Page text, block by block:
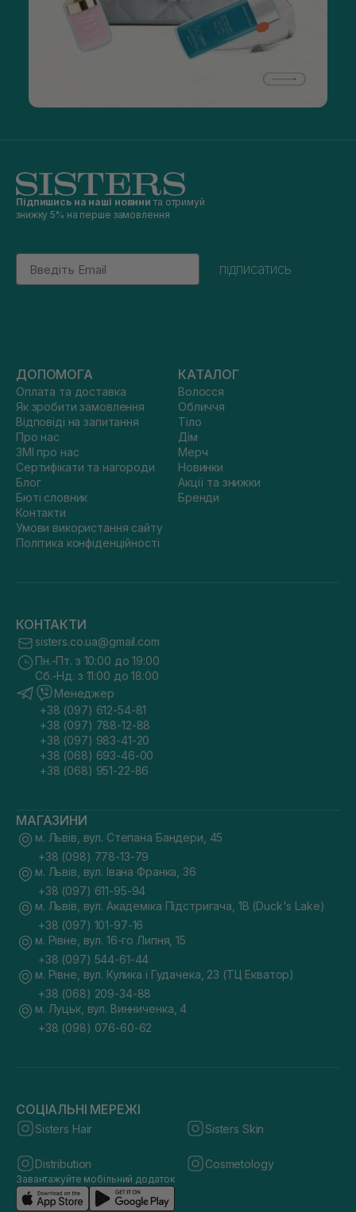
Підпишись на наші новини та отримуй
знижку 5% на перше замовлення
Email
підписатись
ДОПОМОГА
Оплата та доставка
Як зробити замовлення
Відповіді на запитання
Про нас
ЗМІ про нас
Сертифікати та нагороди
Блог
Бюті словник
Контакти
Умови використання сайту
Політика конфіденційності
КАТАЛОГ
Волосся
Обличчя
Тіло
Дім
Мерч
Новинки
Акції та знижки
Бренди
КОНТАКТИ
sisters.co.ua@gmail.com
Пн.-Пт. з 10:00 до 19:00
Сб.-Нд. з 11:00 до 18:00
Менеджер
+38 (097) 612-54-81
+38 (097) 788-12-88
+38 (097) 983-41-20
+38 (068) 693-46-00
+38 (068) 951-22-86
МАГАЗИНИ
м. Львів, вул. Степана Бандери, 45
+38 (098) 778-13-79
м. Львів, вул. Івана Франка, 36
+38 (097) 611-95-94
м. Львів, вул. Академіка Підстригача, 1В (Duck's Lake)
+38 (097) 101-97-16
м. Рівне, вул. 16-го Липня, 15
+38 (097) 544-61-44
м. Рівне, вул. Кулика і Гудачека, 23 (ТЦ Екватор)
+38 (068) 209-34-88
м. Луцьк, вул. Винниченка, 4
+38 (098) 076-60-62
СОЦІАЛЬНІ МЕРЕЖІ
Sisters Hair Sisters Skin
Distribution Cosmetology
Завантажуйте мобільний додаток